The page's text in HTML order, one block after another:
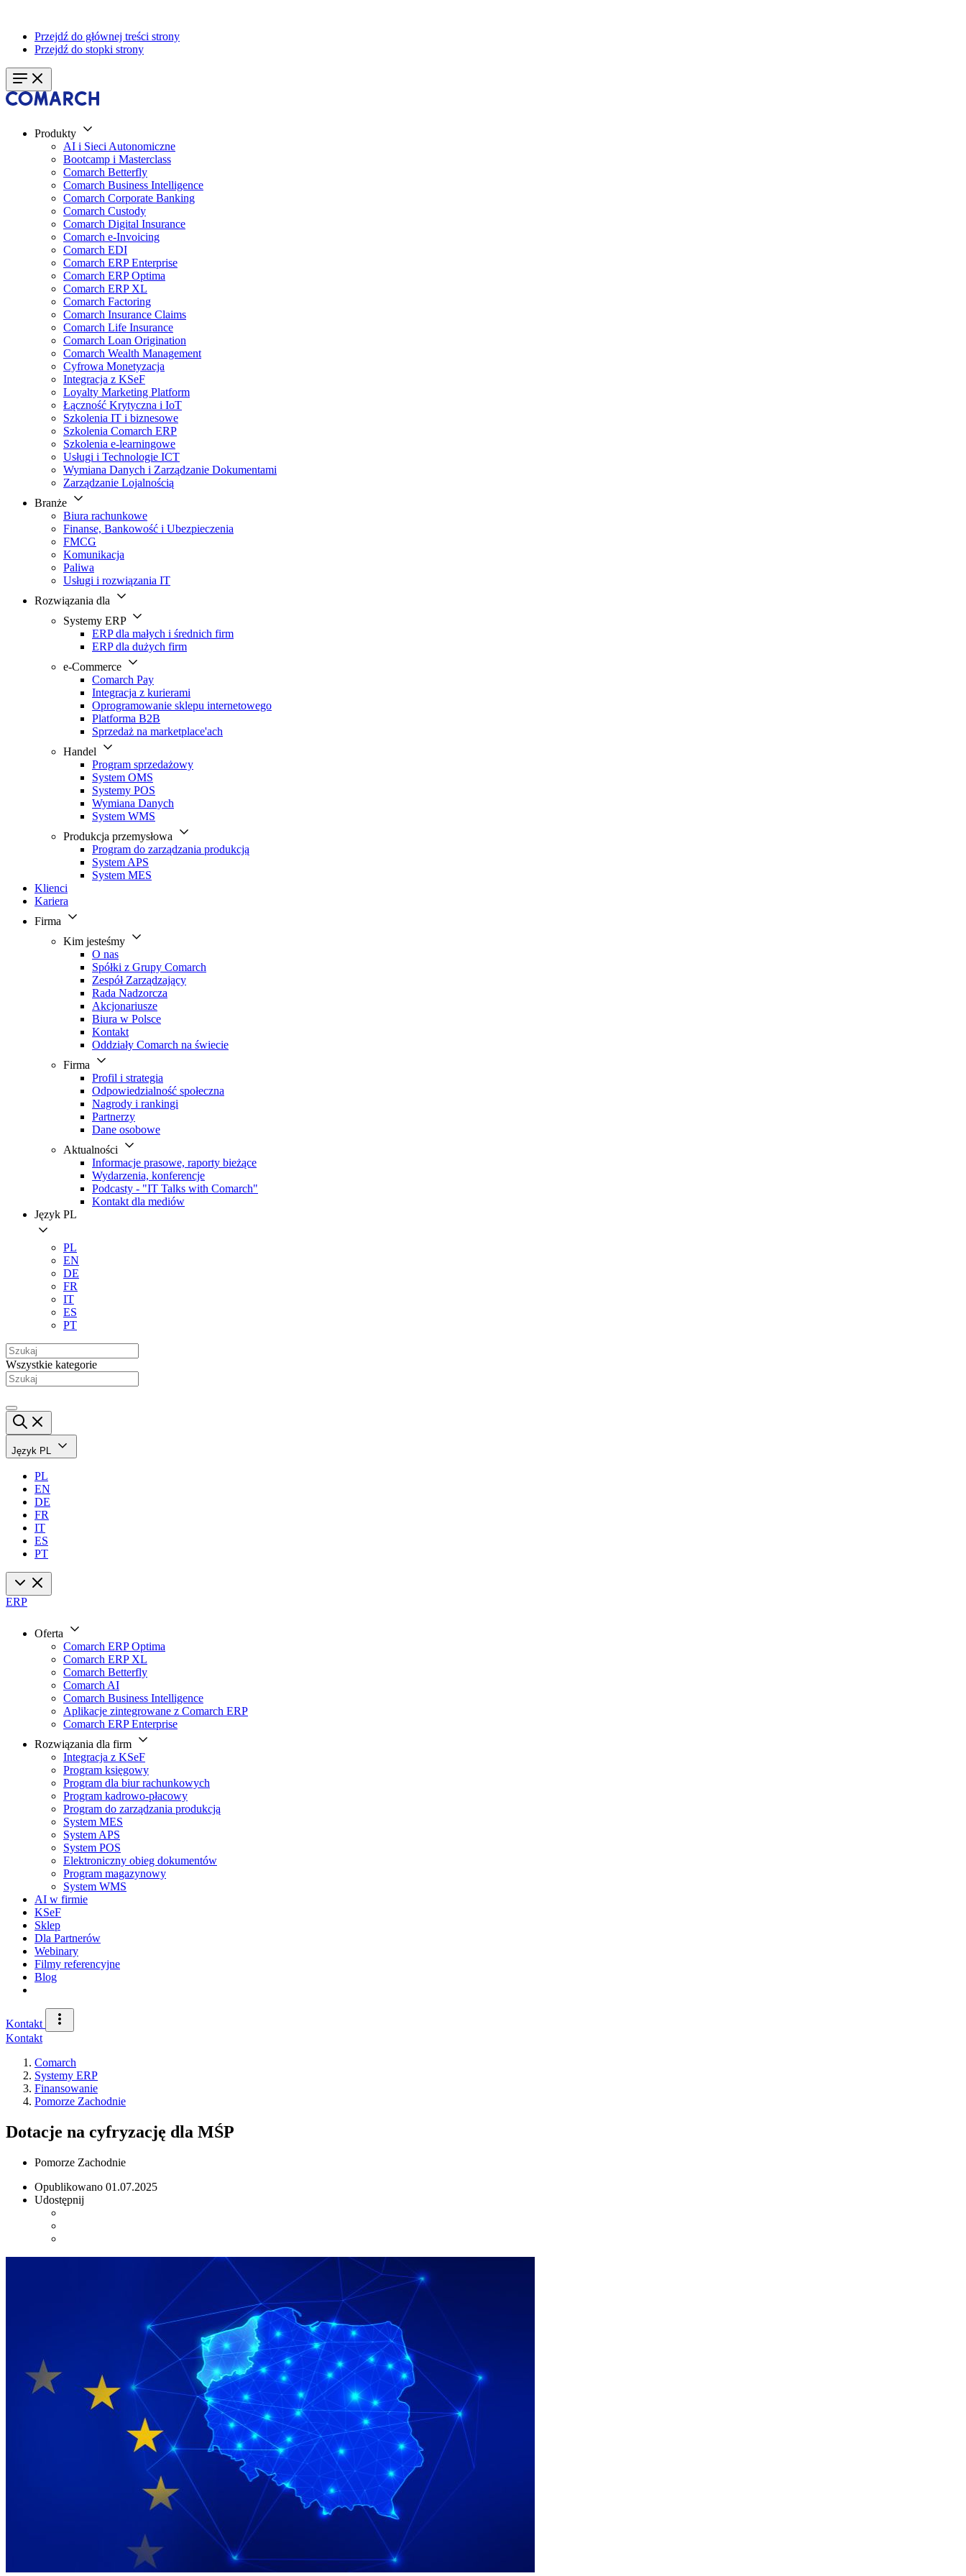
Przejdź do głównej treści strony
Przejdź do stopki strony
Produkty
AI i Sieci Autonomiczne
Bootcamp i Masterclass
Comarch Betterfly
Comarch Business Intelligence
Comarch Corporate Banking
Comarch Custody
Comarch Digital Insurance
Comarch e-Invoicing
Comarch EDI
Comarch ERP Enterprise
Comarch ERP Optima
Comarch ERP XL
Comarch Factoring
Comarch Insurance Claims
Comarch Life Insurance
Comarch Loan Origination
Comarch Wealth Management
Cyfrowa Monetyzacja
Integracja z KSeF
Loyalty Marketing Platform
Łączność Krytyczna i IoT
Szkolenia IT i biznesowe
Szkolenia Comarch ERP
Szkolenia e-learningowe
Usługi i Technologie ICT
Wymiana Danych i Zarządzanie Dokumentami
Zarządzanie Lojalnością
Branże
Biura rachunkowe
Finanse, Bankowość i Ubezpieczenia
FMCG
Komunikacja
Paliwa
Usługi i rozwiązania IT
Rozwiązania dla
Systemy ERP
ERP dla małych i średnich firm
ERP dla dużych firm
e-Commerce
Comarch Pay
Integracja z kurierami
Oprogramowanie sklepu internetowego
Platforma B2B
Sprzedaż na marketplace'ach
Handel
Program sprzedażowy
System OMS
Systemy POS
Wymiana Danych
System WMS
Produkcja przemysłowa
Program do zarządzania produkcją
System APS
System MES
Klienci
Kariera
Firma
Kim jesteśmy
O nas
Spółki z Grupy Comarch
Zespół Zarządzający
Rada Nadzorcza
Akcjonariusze
Biura w Polsce
Kontakt
Oddziały Comarch na świecie
Firma
Profil i strategia
Odpowiedzialność społeczna
Nagrody i rankingi
Partnerzy
Dane osobowe
Aktualności
Informacje prasowe, raporty bieżące
Wydarzenia, konferencje
Podcasty - "IT Talks with Comarch"
Kontakt dla mediów
Język PL
PL
EN
DE
FR
IT
ES
PT
Wszystkie kategorie
Język PL
PL
EN
DE
FR
IT
ES
PT
ERP
Oferta
Comarch ERP Optima
Comarch ERP XL
Comarch Betterfly
Comarch AI
Comarch Business Intelligence
Aplikacje zintegrowane z Comarch ERP
Comarch ERP Enterprise
Rozwiązania dla firm
Integracja z KSeF
Program księgowy
Program dla biur rachunkowych
Program kadrowo-płacowy
Program do zarządzania produkcją
System MES
System APS
System POS
Elektroniczny obieg dokumentów
Program magazynowy
System WMS
AI w firmie
KSeF
Sklep
Dla Partnerów
Webinary
Filmy referencyjne
Blog
Kontakt
Kontakt
Comarch
Systemy ERP
Finansowanie
Pomorze Zachodnie
Dotacje na cyfryzację dla MŚP
Pomorze Zachodnie
Opublikowano 01.07.2025
Udostępnij